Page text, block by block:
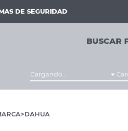
DE SEGURIDAD
BUSCAR
Cargando...
DAHUA